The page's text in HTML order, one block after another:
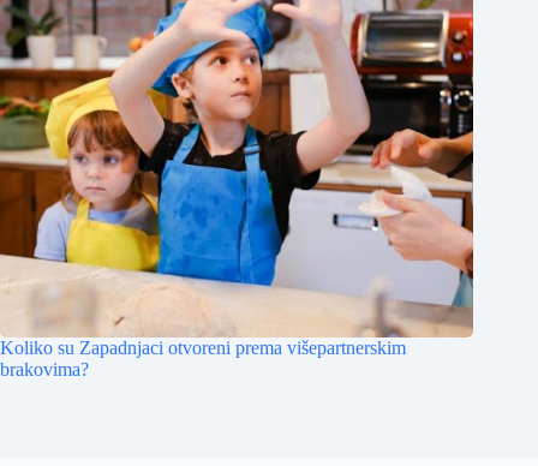
Koliko su Zapadnjaci otvoreni prema višepartnerskim
brakovima?